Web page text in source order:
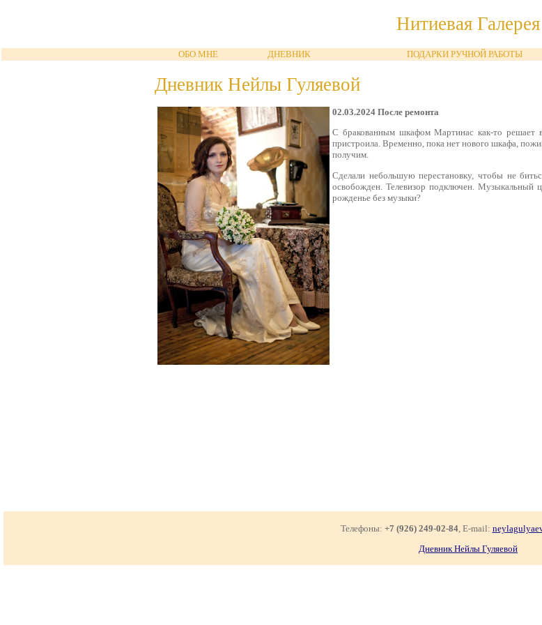
Нитиевая Галерея
ОБО МНЕ ДНЕВНИК ПОДАРКИ РУЧНОЙ РАБОТЫ
Дневник Нейлы Гуляевой
02.03.2024 После ремонта
С бракованным шкафом Мартинас как-то решает
пристроила. Временно, пока нет нового шкафа,
получим.
Сделали небольшую перестановку, чтобы не
освобожден. Телевизор подключен. Музыкальный
рожденье без музыки?
Телефоны: +7 (926) 249-02-84, E-mail:
Дневник Нейлы Гуляевой